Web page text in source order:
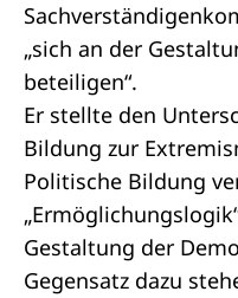
„sich an der
beteiligen“.
Er stellte den
Bildung zur
Politische Bildung
Gestaltung der
Gegensatz dazu